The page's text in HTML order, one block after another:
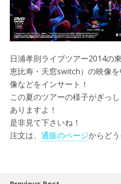
日浦孝則ライブツアー2014の
恵比寿・天窓switch）の映像
像などをインサート！
この夏のツアーの様子がぎっ
ありますよ！
是非見て下さいね！
注文は、 通販のページからどう